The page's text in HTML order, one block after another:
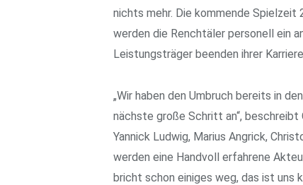
nichts mehr. Die kommende
werden die Renchtäler personell ein
Leistungsträger beenden ihrer
„Wir haben den Umbruch bereits in
nächste große Schritt an“,
Yannick Ludwig, Marius Angrick,
werden eine Handvoll erfahrene
bricht schon einiges weg, das ist uns